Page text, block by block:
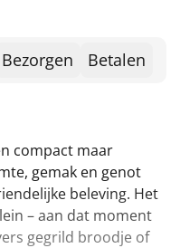
Bezorgen Betalen
compact maar
gemak en genot
beleving. Het
– aan dat moment
gegrild broodje of
je nodig hebt. Niet